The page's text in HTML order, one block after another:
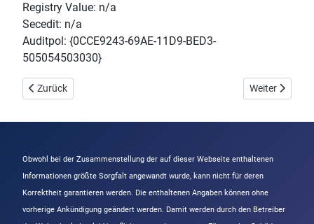
Registry Value: n/a
Secedit: n/a
Auditpol: {0CCE9243-69AE-11D9-BED3-
505054503030}
Vorheriger Beitrag: Mitgliedschaft in der Überwachungsgruppe
Zurück Nächster
Weiter
Obwohl bei der Zusammenstellung der auf dieser Webseite enthaltenen
Informationen größte Sorgfalt angewandt wurde, kann nicht für deren
Korrektheit garantieren werden. Die enthaltenen Angaben können ohne
vorherige Ankündigung geändert werden. Damit werden durch den Betreiber